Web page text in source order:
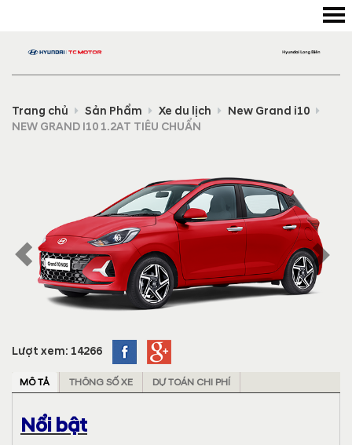
Trang chủ Sản Phẩm Xe du lịch
New Grand i10
NEW GRAND I10 1.2AT TIÊU CHUẨN
Lượt xem: 14266
MÔ TẢ THÔNG SỐ XE DỰ TOÁN CHI PHÍ
Nổi bật